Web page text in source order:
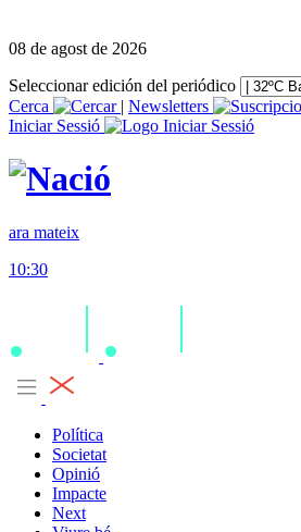
08 de agost de 2026
Seleccionar edición del periódico
Cerca
| Newsletters
Iniciar Sessió
ara mateix
10:30
Política
Societat
Opinió
Impacte
Next